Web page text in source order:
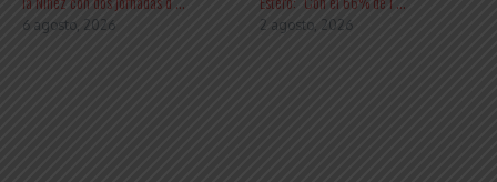
6 agosto, 2026 2 agosto, 2026